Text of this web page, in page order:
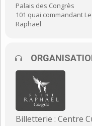
Écrivain, critique
en chef du magazine LUI
dandysme maniant
En 1990, âgé de 24 ans,
d’un jeune homme
En 1994 paraît son
coma », puis en 1997 «
trilogie de Marc
Palais des Congrès
101 quai commandant
Raphaël
Billetterie : Centre